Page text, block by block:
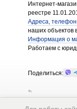
Интернет-
реестре
Адреса,
наших объектов
Информация о
Работаем с
Поделиться: